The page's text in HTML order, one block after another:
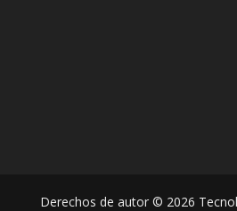
Derechos de autor © 2026